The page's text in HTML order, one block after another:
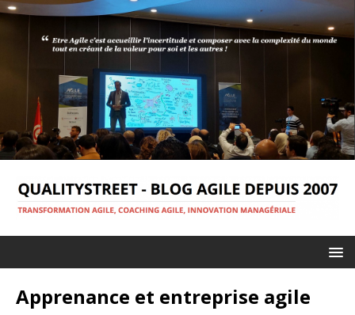
Apprenance et entreprise agile